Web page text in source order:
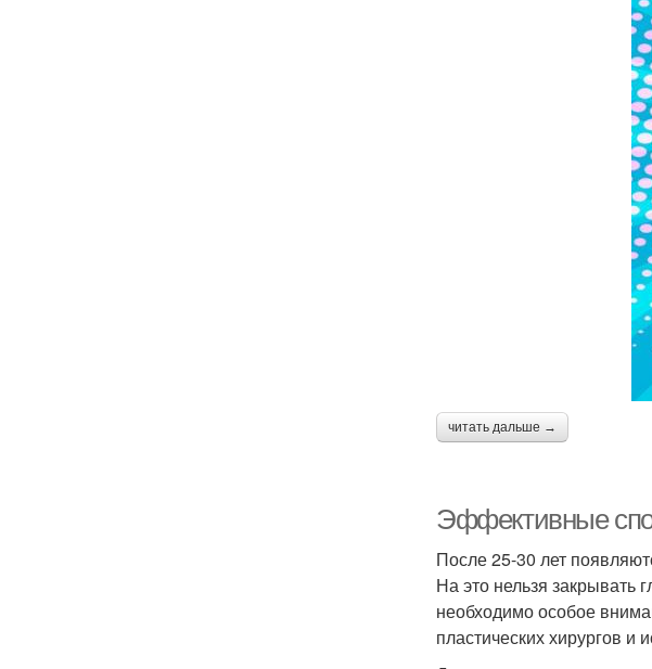
читать дальше →
Эффективные
После 25-30 лет
На это нельзя закрывать
необходимо особое
пластических хирургов и